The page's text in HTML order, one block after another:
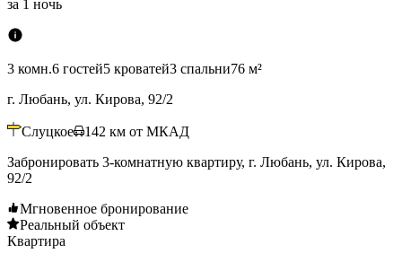
за 1 ночь
3 комн.6 гостей5 кроватей3 спальни76 м²
г. Любань, ул. Кирова, 92/2
Слуцкое 142 км от МКАД
Забронировать 3-комнатную квартиру, г. Любань, ул. Кирова,
92/2
Мгновенное бронирование
Реальный объект
Квартира